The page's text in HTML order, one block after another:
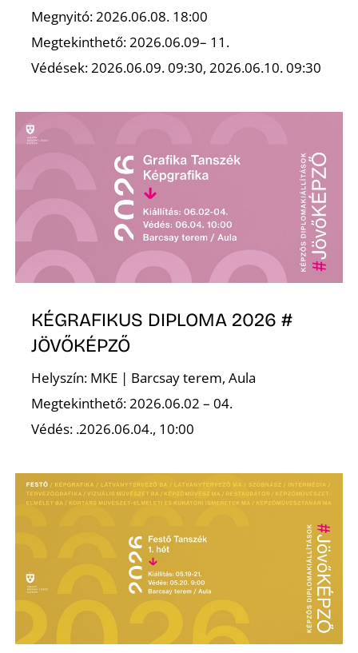
Megnyitó: 2026.06.08. 18:00
Megtekinthető: 2026.06.09– 11.
Védések: 2026.06.09. 09:30, 2026.06.10. 09:30
KÉGRAFIKUS DIPLOMA 2026 #
JÖVŐKÉPZŐ
Helyszín: MKE | Barcsay terem, Aula
Megtekinthető: 2026.06.02 – 04.
Védés: .2026.06.04., 10:00